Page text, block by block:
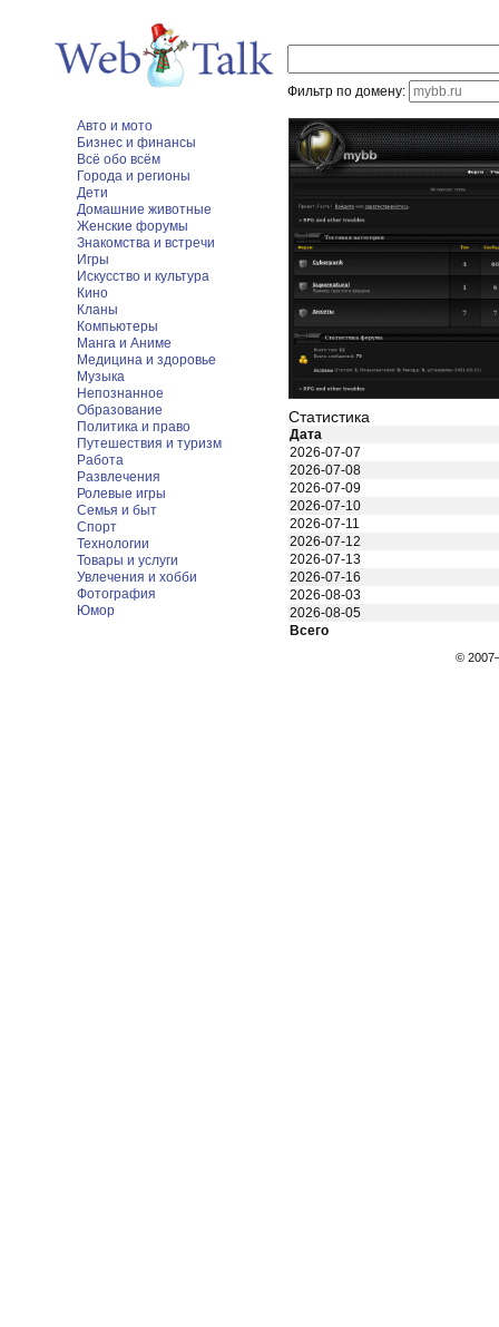
Фильтр по домену:
Авто и мото
Бизнес и финансы
Всё обо всём
Города и регионы
Дети
Домашние животные
Женские форумы
Знакомства и встречи
Игры
Искусство и культура
Кино
Кланы
Компьютеры
Манга и Аниме
Медицина и здоровье
Музыка
Непознанное
Образование
Политика и право
Путешествия и туризм
Работа
Развлечения
Ролевые игры
Семья и быт
Спорт
Технологии
Товары и услуги
Увлечения и хобби
Фотография
Юмор
Статистика
Дата
2026-07-07
2026-07-08
2026-07-09
2026-07-10
2026-07-11
2026-07-12
2026-07-13
2026-07-16
2026-08-03
2026-08-05
Всего
©